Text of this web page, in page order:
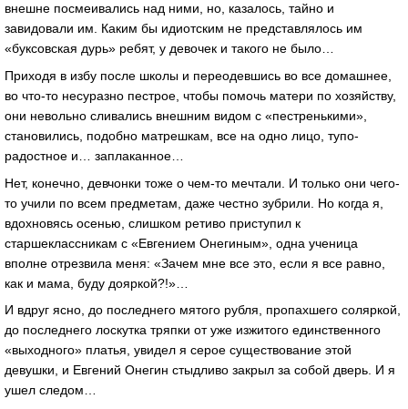
внешне посмеивались над ними, но, казалось, тайно и
завидовали им. Каким бы идиотским не представлялось им
«буксовская дурь» ребят, у девочек и такого не было…
Приходя в избу после школы и переодевшись во все домашнее,
во что-то несуразно пестрое, чтобы помочь матери по хозяйству,
они невольно сливались внешним видом с «пестренькими»,
становились, подобно матрешкам, все на одно лицо, тупо-
радостное и… заплаканное…
Нет, конечно, девчонки тоже о чем-то мечтали. И только они чего-
то учили по всем предметам, даже честно зубрили. Но когда я,
вдохновясь осенью, слишком ретиво приступил к
старшеклассникам с «Евгением Онегиным», одна ученица
вполне отрезвила меня: «Зачем мне все это, если я все равно,
как и мама, буду дояркой?!»…
И вдруг ясно, до последнего мятого рубля, пропахшего соляркой,
до последнего лоскутка тряпки от уже изжитого единственного
«выходного» платья, увидел я серое существование этой
девушки, и Евгений Онегин стыдливо закрыл за собой дверь. И я
ушел следом…